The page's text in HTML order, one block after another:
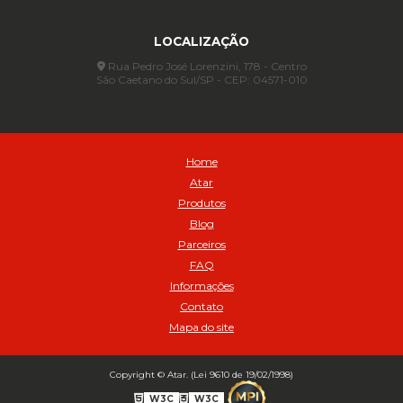
Assentador de Talão Pneu sem Câmara - Cod 01558
Automático para compressor 125 a 175 libras - Cod 02206
Avental de Raspa sem Emenda 1,2mt - Cod 01925
Balanceamento automatico SBBA - 282 pacote com 282g - Cod
Balanceamento Automático SBBA 113 Pacote com 113g - Cod 03197
Balanceamento Automático SBBA- 340 Pacote com 340g - Cod
BICO INF DUPLO LONGO CURVO 90 1295LC - cod 03631
Bico Inflador Duplo 300 mm - Cod 03245
Bico Inflador Duplo 825 L Schweers - Cod 00207
LOCALIZAÇÃO
Rua Pedro José Lorenzini, 178 - Centro
São Caetano do Sul/SP - CEP: 04571-010
Home
Atar
Produtos
Blog
Parceiros
FAQ
Informações
Contato
Mapa do site
Copyright © Atar. (Lei 9610 de 19/02/1998)
W3C W3C